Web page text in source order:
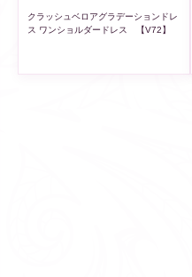
クラッシュベロアグラデーションドレ
ス ワンショルダードレス 【V72】